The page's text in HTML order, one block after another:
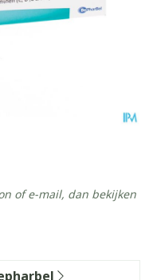
of e-mail, dan bekijken